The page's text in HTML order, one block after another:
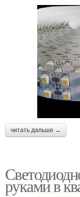
читать дальше →
руками в